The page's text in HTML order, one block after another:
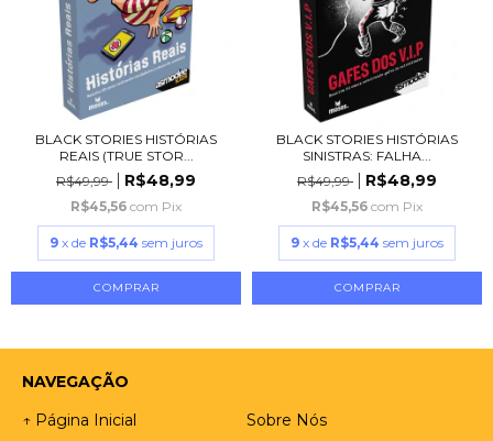
BLACK STORIES HISTÓRIAS
REAIS (TRUE STOR...
R$49,99
R$48,99
R$45,56 com Pix
9 x de R$5,44 sem juros
BLACK STORIES HISTÓRIAS
SINISTRAS: FALHA...
R$49,99
R$48,99
R$45,56 com Pix
9 x de R$5,44 sem juros
NAVEGAÇÃO
↑ Página Inicial
Sobre Nós